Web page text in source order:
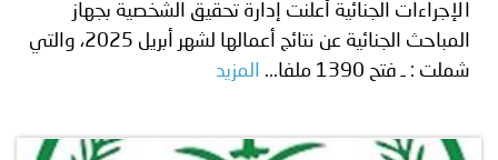
الإجراءات الجنائية أعلنت إدارة تحقيق الشخصية بجهاز
المباحث الجنائية عن نتائج أعمالها لشهر أبريل 2025، والتي
شملت : ـ فتح 1390 ملفا...
المزيد